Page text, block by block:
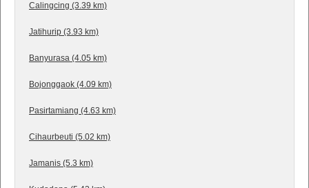
Calingcing (3.39 km)
Jatihurip (3.93 km)
Banyurasa (4.05 km)
Bojonggaok (4.09 km)
Pasirtamiang (4.63 km)
Cihaurbeuti (5.02 km)
Jamanis (5.3 km)